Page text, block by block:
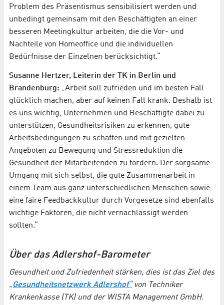
Problem des Präsentismus sensibilisiert werden und
unbedingt gemeinsam mit den Beschäftigten an einer
besseren Meetingkultur arbeiten, die die Vor- und
Nachteile von Homeoffice und die individuellen
Bedürfnisse der Einzelnen berücksichtigt.“
Susanne Hertzer, Leiterin der TK in Berlin und
Brandenburg: „Arbeit soll zufrieden und im besten Fall
glücklich machen, aber auf keinen Fall krank. Deshalb ist
es uns wichtig, Unternehmen und Beschäftigte dabei zu
unterstützen, Gesundheitsrisiken zu erkennen, gute
Arbeitsbedingungen zu schaffen und mit gezielten
Angeboten zu Bewegung und Stressreduktion die
Gesundheit der Mitarbeitenden zu fördern. Der sorgsame
Umgang mit sich selbst, die gute Zusammenarbeit in
einem Team aus ganz unterschiedlichen Menschen sowie
eine faire Feedbackkultur durch Vorgesetze sind ebenfalls
wichtige Faktoren, die nicht vernachlässigt werden
sollten.“
Über das Adlershof-Barometer
Gesundheit und Zufriedenheit stärken, dies ist das Ziel des
„Gesundheitsnetzwerk Adlershof“von Techniker
Krankenkasse (TK) und der WISTA Management GmbH.